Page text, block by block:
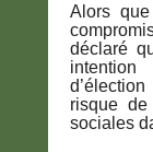
Alors
déclaré
risque
sociales